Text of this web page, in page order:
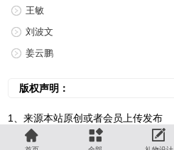
王敏
刘波文
姜云鹏
版权声明：
1、来源本站原创或者会员上传发布
  